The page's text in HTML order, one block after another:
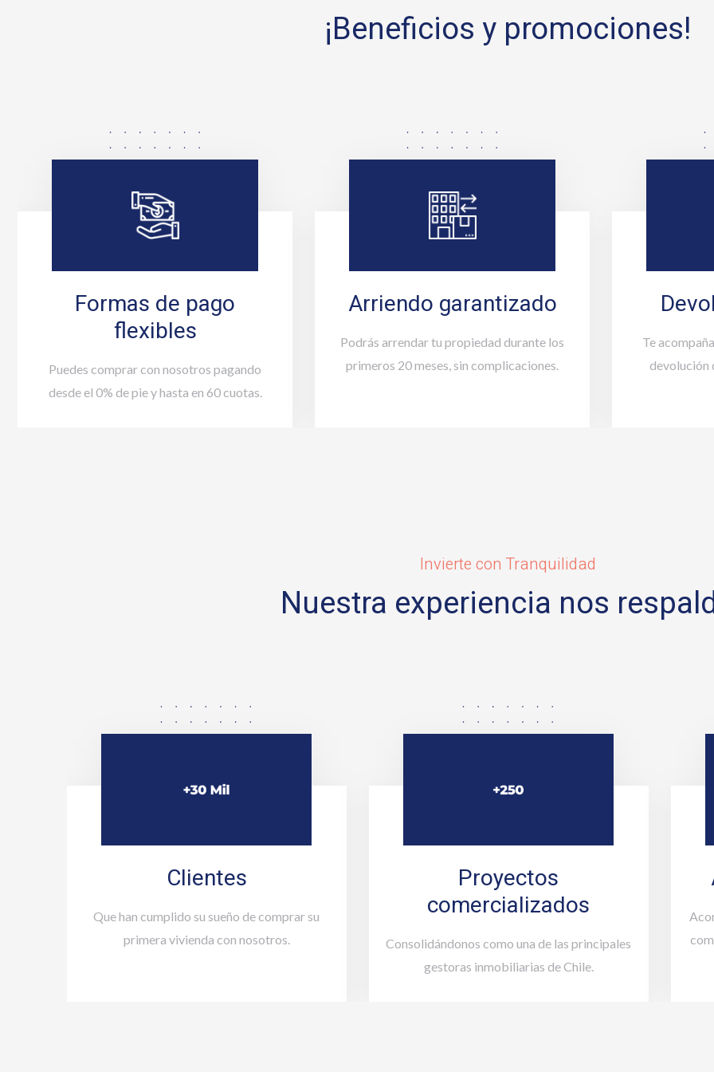
¡Beneficios y promociones!
Formas de pago
flexibles
Puedes comprar con nosotros pagando
desde el 0% de pie y hasta en 60 cuotas.
Arriendo garantizado
Podrás arrendar tu propiedad durante los
primeros 20 meses, sin complicaciones.
Te
devolución
Invierte con Tranquilidad
Nuestra experiencia nos
Clientes
Que han cumplido su sueño de comprar su
primera vivienda con nosotros.
Proyectos
comercializados
Consolidándonos como una de las principales
gestoras inmobiliarias de Chile.